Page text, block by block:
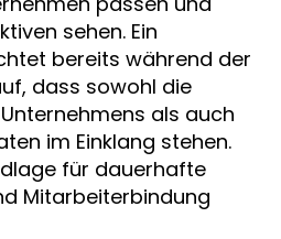
sehen. Ein
bereits während der
dass sowohl die
als auch
im Einklang stehen.
für dauerhafte
Mitarbeiterbindung